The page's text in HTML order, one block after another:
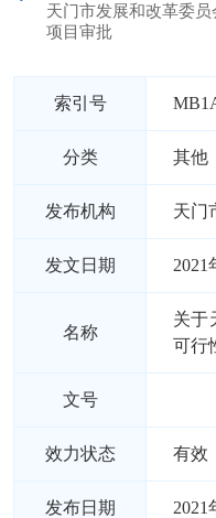
天门市发展和改革委员
项目审批
索引号
分类 其他
发布机构 天门
发文日期 2021
名称
关于
可行
文号
效力状态 有效
发布日期 2021